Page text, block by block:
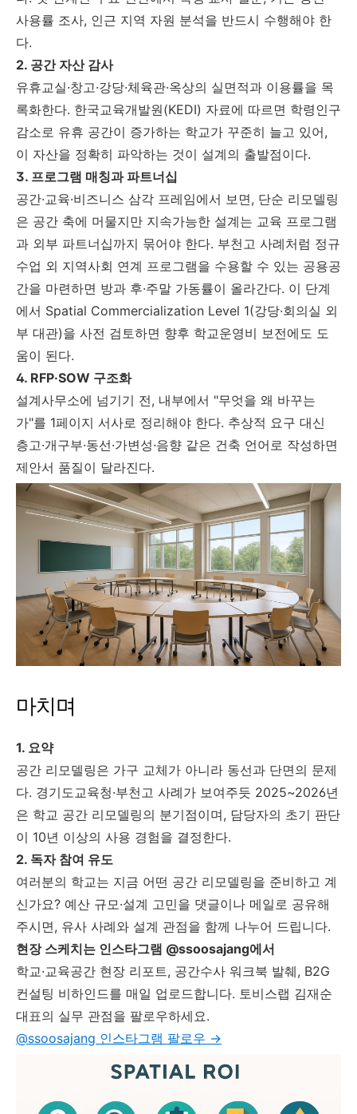
사용률 조사, 인근 지역 자원 분석을 반드시 수행해야 한
다.
2. 공간 자산 감사
유휴교실·창고·강당·체육관·옥상의 실면적과 이용률을 목
록화한다. 한국교육개발원(KEDI) 자료에 따르면 학령인구
감소로 유휴 공간이 증가하는 학교가 꾸준히 늘고 있어,
이 자산을 정확히 파악하는 것이 설계의 출발점이다.
3. 프로그램 매칭과 파트너십
공간·교육·비즈니스 삼각 프레임에서 보면, 단순 리모델링
은 공간 축에 머물지만 지속가능한 설계는 교육 프로그램
과 외부 파트너십까지 묶어야 한다. 부천고 사례처럼 정규
수업 외 지역사회 연계 프로그램을 수용할 수 있는 공용공
간을 마련하면 방과 후·주말 가동률이 올라간다. 이 단계
에서 Spatial Commercialization Level 1(강당·회의실 외
부 대관)을 사전 검토하면 향후 학교운영비 보전에도 도
움이 된다.
4. RFP·SOW 구조화
설계사무소에 넘기기 전, 내부에서 "무엇을 왜 바꾸는
가"를 1페이지 서사로 정리해야 한다. 추상적 요구 대신
층고·개구부·동선·가변성·음향 같은 건축 언어로 작성하면
제안서 품질이 달라진다.
마치며
1. 요약
공간 리모델링은 가구 교체가 아니라 동선과 단면의 문제
다. 경기도교육청·부천고 사례가 보여주듯 2025~2026년
은 학교 공간 리모델링의 분기점이며, 담당자의 초기 판단
이 10년 이상의 사용 경험을 결정한다.
2. 독자 참여 유도
여러분의 학교는 지금 어떤 공간 리모델링을 준비하고 계
신가요? 예산 규모·설계 고민을 댓글이나 메일로 공유해
주시면, 유사 사례와 설계 관점을 함께 나누어 드립니다.
현장 스케치는 인스타그램 @ssoosajang에서
학교·교육공간 현장 리포트, 공간수사 워크북 발췌, B2G
컨설팅 비하인드를 매일 업로드합니다. 토비스랩 김재순
대표의 실무 관점을 팔로우하세요.
@ssoosajang 인스타그램 팔로우 →